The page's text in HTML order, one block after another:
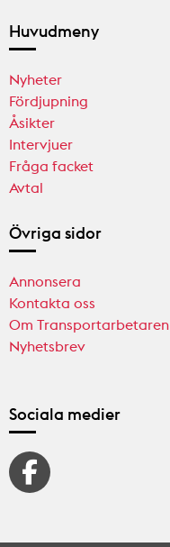
Huvudmeny
Nyheter
Fördjupning
Åsikter
Intervjuer
Fråga facket
Avtal
Övriga sidor
Annonsera
Kontakta oss
Om Transportarbetaren
Nyhetsbrev
Sociala medier